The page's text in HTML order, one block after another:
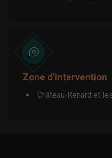
Zone d'intervention
Château-Renard et